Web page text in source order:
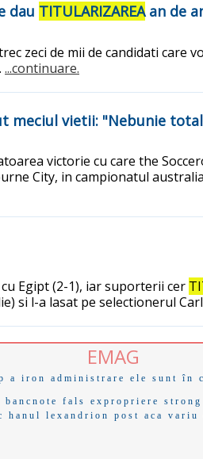
dau TITULARIZAREAan de
zeci de mii de candidati
...continuare.
meciul vietii: "Nebunie
victorie cu care the
City, in campionatul
Egipt (2-1), iar suporterii cer
si l-a lasat pe selectionerul
EMAG
a iron administrare ele sunt în
bancnote fals expropriere strong
hanul lexandrion post aca variu